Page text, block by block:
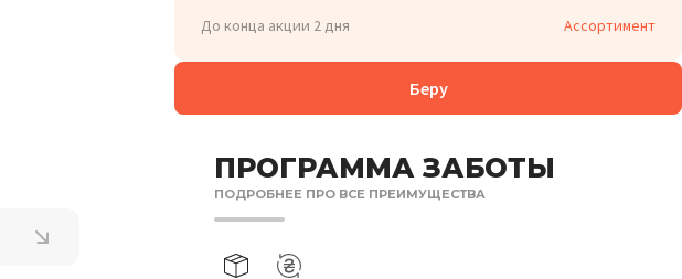
До конца акции 2 дня Ассортимент
Беру
ПРОГРАММА ЗАБОТЫ
ПОДРОБНЕЕ ПРО ВСЕ ПРЕИМУЩЕСТВА